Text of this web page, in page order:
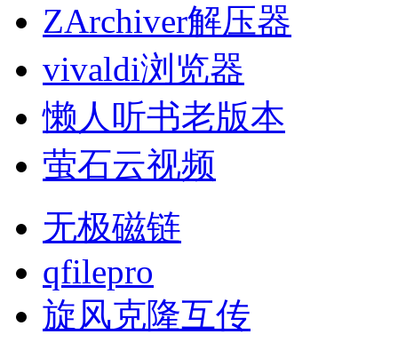
ZArchiver解压器
vivaldi浏览器
懒人听书老版本
萤石云视频
无极磁链
qfilepro
旋风克隆互传